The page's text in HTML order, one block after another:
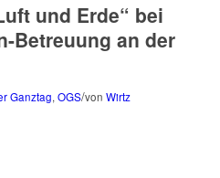
und Erde“ bei
Betreuung an der
Ganztag, OGS/von Wirtz